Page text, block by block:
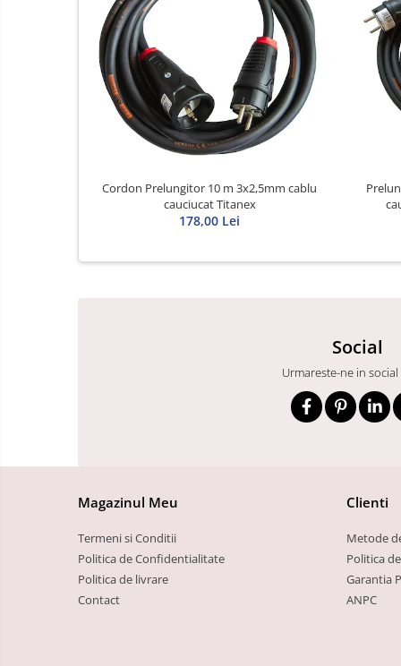
Surse de iluminat
Tablou organizare santier
Cordon Prelungitor 10 m 3x2,5mm cablu
cauciucat Titanex
178,00 Lei
Social
Urmareste-ne in
Magazinul Meu
Termeni si Conditii
Politica de Confidentialitate
Politica de livrare
Contact
Clienti
Metode
Politica
Garantia
ANPC